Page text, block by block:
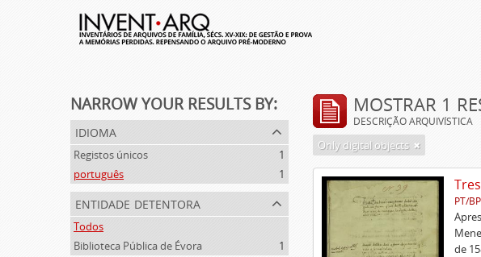
NARROW YOUR RESULTS BY:
idioma
Registos únicos
1
português
1
entidade detentora
Todos
Biblioteca Pública de Évora
1
MOSTRAR 1
DESCRIÇÃO ARQUIVÍSTICA
Only digital objects
PT/
de